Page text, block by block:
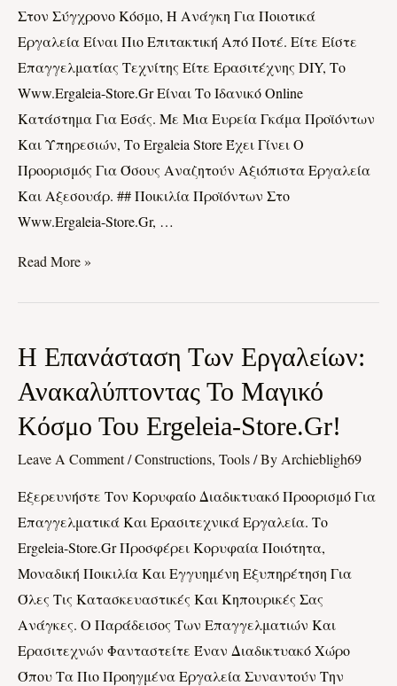
Στον Σύγχρονο Κόσμο, Η Ανάγκη Για Ποιοτικά
Εργαλεία Είναι Πιο Επιτακτική Από Ποτέ. Είτε Είστε
Επαγγελματίας Τεχνίτης Είτε Ερασιτέχνης DIY, Το
Www.ergaleia-Store.gr Είναι Το Ιδανικό Online
Κατάστημα Για Εσάς. Με Μια Ευρεία Γκάμα Προϊόντων
Και Υπηρεσιών, Το Ergaleia Store Έχει Γίνει Ο
Προορισμός Για Όσους Αναζητούν Αξιόπιστα Εργαλεία
Και Αξεσουάρ. ## Ποικιλία Προϊόντων Στο
Www.ergaleia-Store.gr, …
Για
Όλα
Τα
Εργαλεία
Σας
Read More »
Η Επανάσταση Των Εργαλείων:
Ανακαλύπτοντας Το Μαγικό
Κόσμο Του Ergeleia-Store.gr!
Leave A Comment/Constructions, Tools/ By Archiebligh69
Εξερευνήστε Τον Κορυφαίο Διαδικτυακό Προορισμό Για
Επαγγελματικά Και Ερασιτεχνικά Εργαλεία. Το
Ergeleia-Store.gr Προσφέρει Κορυφαία Ποιότητα,
Μοναδική Ποικιλία Και Εγγυημένη Εξυπηρέτηση Για
Όλες Τις Κατασκευαστικές Και Κηπουρικές Σας
Ανάγκες. Ο Παράδεισος Των Επαγγελματιών Και
Ερασιτεχνών Φανταστείτε Έναν Διαδικτυακό Χώρο
Όπου Τα Πιο Προηγμένα Εργαλεία Συναντούν Την
Η
Των
Εργαλείων:
Ανακαλύπτοντας
Μαγικό
Κόσμο
Του
Ergeleia-
Store.gr!